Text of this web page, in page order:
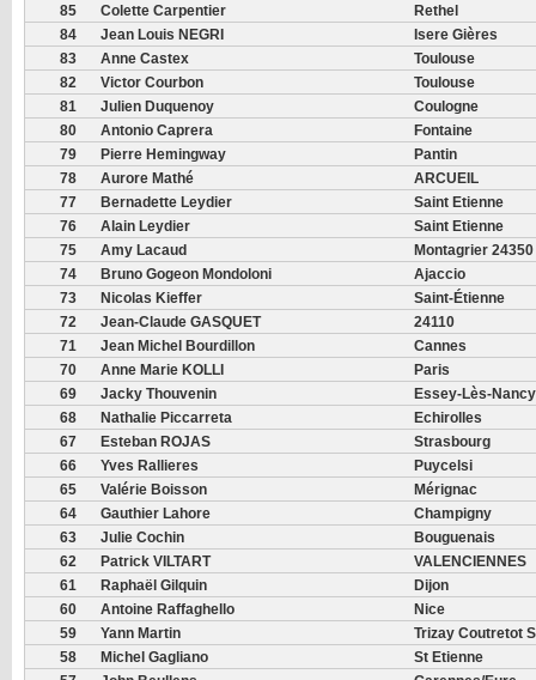
85
Colette Carpentier
Rethel
84
Jean Louis NEGRI
Isere Gières
83
Anne Castex
Toulouse
82
Victor Courbon
Toulouse
81
Julien Duquenoy
Coulogne
80
Antonio Caprera
Fontaine
79
Pierre Hemingway
Pantin
78
Aurore Mathé
ARCUEIL
77
Bernadette Leydier
Saint Etienne
76
Alain Leydier
Saint Etienne
75
Amy Lacaud
Montagrier 24350
74
Bruno Gogeon Mondoloni
Ajaccio
73
Nicolas Kieffer
Saint-Étienne
72
Jean-Claude GASQUET
24110
71
Jean Michel Bourdillon
Cannes
70
Anne Marie KOLLI
Paris
69
Jacky Thouvenin
Essey-Lès-Nancy
68
Nathalie Piccarreta
Echirolles
67
Esteban ROJAS
Strasbourg
66
Yves Rallieres
Puycelsi
65
Valérie Boisson
Mérignac
64
Gauthier Lahore
Champigny
63
Julie Cochin
Bouguenais
62
Patrick VILTART
VALENCIENNES
61
Raphaël Gilquin
Dijon
60
Antoine Raffaghello
Nice
59
Yann Martin
Trizay Coutretot
58
Michel Gagliano
St Etienne